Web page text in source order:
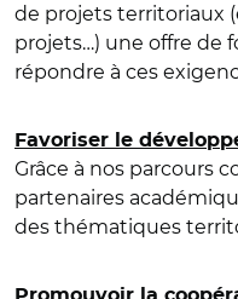
de projets territoriaux
projets…) une offre de
répondre à ces
Favoriser le
Grâce à nos parcours
partenaires
des thématiques
Promouvoir la